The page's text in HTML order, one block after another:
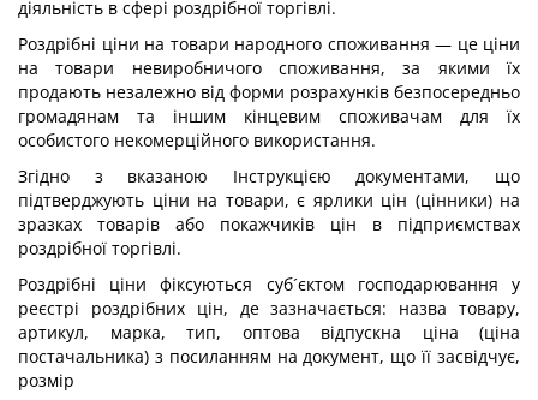
діяльність в сфері роздрібної торгівлі.
Роздрібні ціни на товари народного споживання — це ціни
на товари невиробничого споживання, за якими їх
продають незалежно від форми розрахунків безпосередньо
громадянам та іншим кінцевим споживачам для їх
особистого некомерційного використання.
Згідно з вказаною Інструкцією документами, що
підтверджують ціни на товари, є ярлики цін (цінники) на
зразках товарів або покажчиків цін в підприємствах
роздрібної торгівлі.
Роздрібні ціни фіксуються суб´єктом господарювання у
реєстрі роздрібних цін, де зазначається: назва товару,
артикул, марка, тип, оптова відпускна ціна (ціна
постачальника) з посиланням на документ, що її засвідчує,
розмір